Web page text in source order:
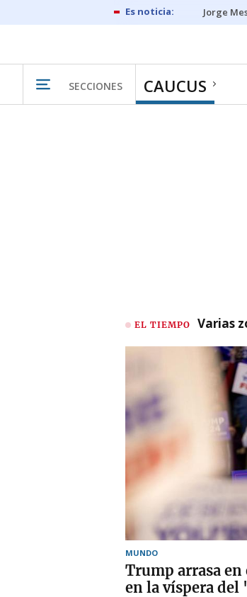
Jorge
SECCIONES CAUCUS
EL TIEMPO Varias
MUNDO
Trump arrasa en
en la víspera del